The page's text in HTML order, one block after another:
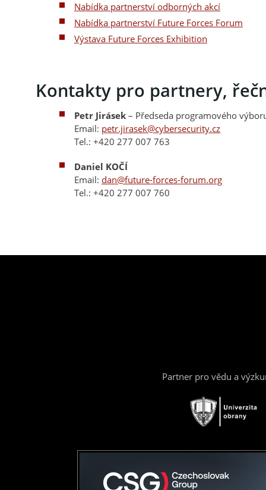
Nabídka partnerství odborných akcí
Nabídka partnerství Future Forces Forum
Výstava Future Forces Exhibition
Kontakty pro partnery,
Petr Jirásek – Předseda programového
Email: petr.jirasek@cybersecurity.cz
Tel.: +420 277 007 763
Daniel KOČÍ
Email: dan@future-forces-forum.org
Tel.: +420 277 007 760
Partner pro vědu a